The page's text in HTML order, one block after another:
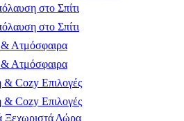
στο Σπίτι
στο Σπίτι
Ατμόσφαιρα
Ατμόσφαιρα
Cozy Επιλογές
Cozy Επιλογές
Ξεχωριστά Δώρα